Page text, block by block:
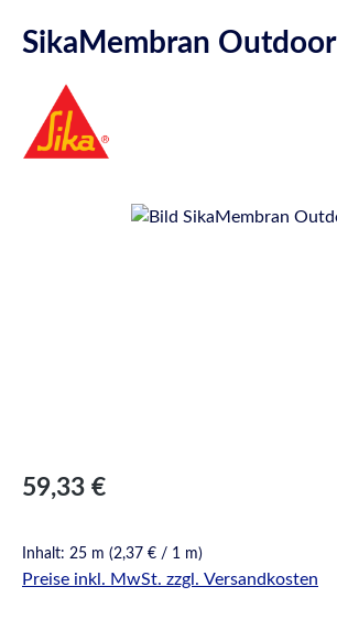
SikaMembran Outdoor
Bildergalerie überspringen
Regulärer Preis:
59,33 €
Inhalt: 25 m (2,37 € / 1 m)
Preise inkl. MwSt. zzgl. Versandkosten